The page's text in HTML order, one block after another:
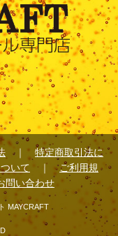
｜ 特定商取引法に
いて ｜ご利用規
問い合わせ
MAYCRAFT